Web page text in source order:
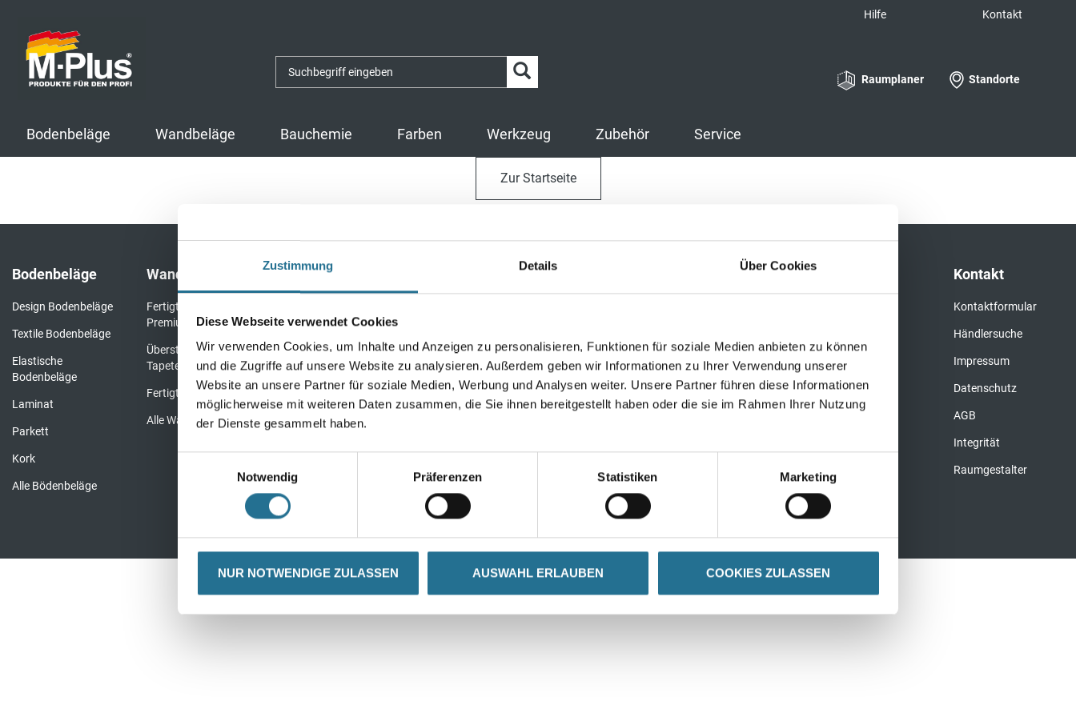
Zustimmung Details Über Cookies
Diese Webseite verwendet Cookies
Wir verwenden Cookies, um Inhalte und Anzeigen zu personalisieren, Funktionen für soziale Medien anbieten zu können
und die Zugriffe auf unsere Website zu analysieren. Außerdem geben wir Informationen zu Ihrer Verwendung unserer
Website an unsere Partner für soziale Medien, Werbung und Analysen weiter. Unsere Partner führen diese Informationen
möglicherweise mit weiteren Daten zusammen, die Sie ihnen bereitgestellt haben oder die sie im Rahmen Ihrer Nutzung
der Dienste gesammelt haben.
Notwendig
Präferenzen Statistiken Marketing
NUR NOTWENDIGE ZULASSEN AUSWAHL ERLAUBEN COOKIES ZULASSEN
springen
Navigationsmenü
springen
Hilfe Kontakt
Raumplaner Standorte
Bodenbeläge Wandbeläge Bauchemie Farben Werkzeug Zubehör Service
Zur Startseite
Bodenbeläge
Design Bodenbeläge
Textile Bodenbeläge
Elastische
Bodenbeläge
Laminat
Parkett
Kork
Alle Bödenbeläge
Wandbeläge
Fertigtapeten
Premium
Überstreichbare
Tapeten & Vliese
Fertigtapeten Basic
Alle Wandbeläge
Bauchemie
Komplette Bauchemie Grundierung
Alle Farben
Werkzeug
Klebebänder
Pinsel & Bürsten
Alle Werkzeuge
Bodenbeläge
Sockelleisten
Komplettes Zubehör
FAQ
Kontakt
Kontaktformular
Händlersuche
Impressum
Datenschutz
AGB
Integrität
Raumgestalter